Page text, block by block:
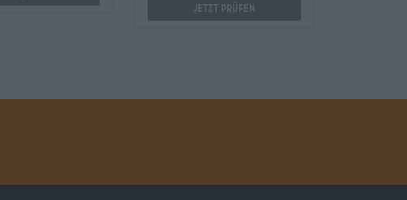
Jetzt prüfen